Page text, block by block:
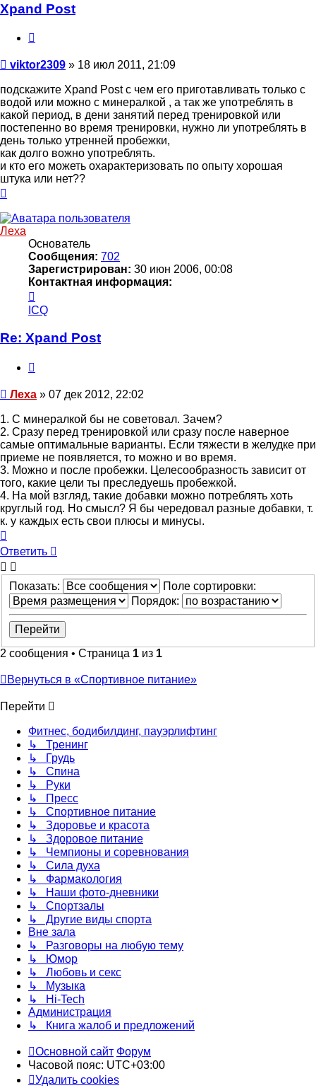
Xpand Post
Сообщение
viktor2309 » 18 июл 2011, 21:09
подскажите Xpand Post с чем его приготавливать только с
водой или можно с минералкой , а так же употреблять в
какой период, в дени занятий перед тренировкой или
постепенно во время тренировки, нужно ли употреблять в
день только утренней пробежки,
как долго вожно употреблять.
и кто его можеть охарактеризовать по опыту хорошая
штука или нет??
началу
Леха
Основатель
Сообщения: 702
Зарегистрирован: 30 июн 2006, 00:08
Контактная информация:
информация
пользователя
ICQ
Re: Xpand Post
Сообщение
Леха » 07 дек 2012, 22:02
1. С минералкой бы не советовал. Зачем?
2. Сразу перед тренировкой или сразу после наверное
самые оптимальные варианты. Если тяжести в желудке при
приеме не появляется, то можно и во время.
3. Можно и после пробежки. Целесообразность зависит от
того, какие цели ты преследуешь пробежкой.
4. На мой взгляд, такие добавки можно потреблять хоть
круглый год. Но смысл? Я бы чередовал разные добавки, т.
к. у каждых есть свои плюсы и минусы.
к
началу
Ответить
Показать:
Поле сортировки:
Порядок:
2 сообщения • Страница 1 из 1
Вернуться в «Спортивное питание»
Перейти
Фитнес, бодибилдинг, пауэрлифтинг
↳ Тренинг
↳ Грудь
↳ Спина
↳ Руки
↳ Пресс
↳ Спортивное питание
↳ Здоровье и красота
↳ Здоровое питание
↳ Чемпионы и соревнования
↳ Сила духа
↳ Фармакология
↳ Наши фото-дневники
↳ Спортзалы
↳ Другие виды спорта
Вне зала
↳ Разговоры на любую тему
↳ Юмор
↳ Любовь и секс
↳ Музыка
↳ Hi-Tech
Администрация
↳ Книга жалоб и предложений
Основной сайт Форум
Часовой пояс: UTC+03:00
Удалить cookies